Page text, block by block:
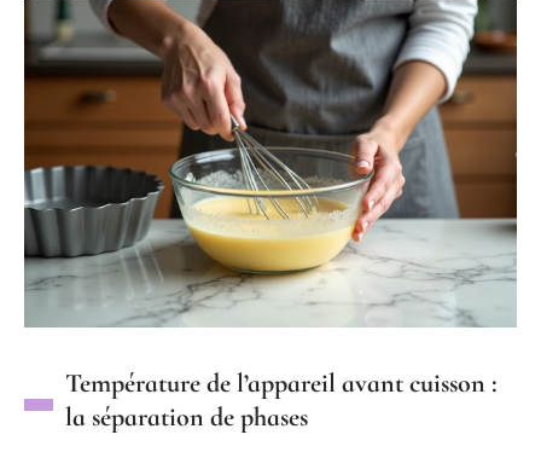
Température de l’appareil avant cuisson :
la séparation de phases